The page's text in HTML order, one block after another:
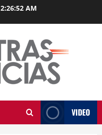
2:26:52 AM
VIDEO